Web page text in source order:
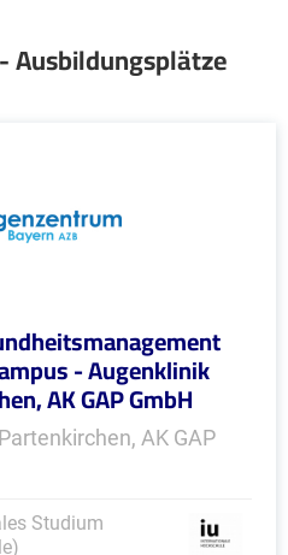
Ausbildungsplätze
- Augenklinik
AK GAP GmbH
AK GAP
Studium